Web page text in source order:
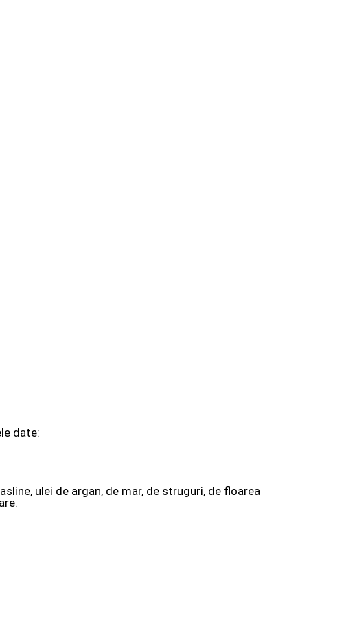
date:
ulei de argan, de mar, de struguri, de floarea